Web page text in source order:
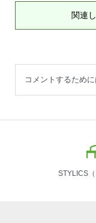
関連
コメントするために
STYLICS